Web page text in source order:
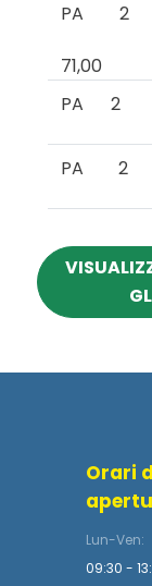
PA
2
71,00
PA
2
PA 2
Orari
Lun-Ven:
09:30 -